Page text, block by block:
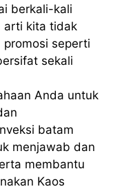
berkali-kali
arti kita tidak
seperti
sekali
Anda untuk
batam
menjawab dan
membantu
Kaos